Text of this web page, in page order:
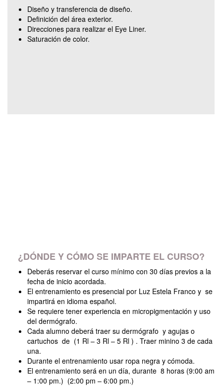
Diseño y transferencia de diseño.
Definición del área exterior.
Direcciones para realizar el Eye Liner.
Saturación de color.
¿DÓNDE Y CÓMO SE IMPARTE EL CURSO?
Deberás reservar el curso mínimo con 30 días previos a la
fecha de inicio acordada.
El entrenamiento es presencial por Luz Estela Franco y se
impartirá en idioma español.
Se requiere tener experiencia en micropigmentación y uso
del dermógrafo.
Cada alumno deberá traer su dermógrafo y agujas o
cartuchos de (1 Rl – 3 Rl – 5 Rl ) . Traer minino 3 de cada
una.
Durante el entrenamiento usar ropa negra y cómoda.
El entrenamiento será en un día, durante 8 horas (9:00 am
– 1:00 pm.) (2:00 pm – 6:00 pm.)